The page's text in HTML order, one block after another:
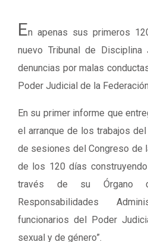
En apenas sus primeros
nuevo Tribunal de
denuncias por malas
Poder Judicial de la
En su primer informe que
el arranque de los trabajos
de sesiones del Congreso de
de los 120 días
través de su Órgano
Responsabilidades
funcionarios del Poder
sexual y de género”.